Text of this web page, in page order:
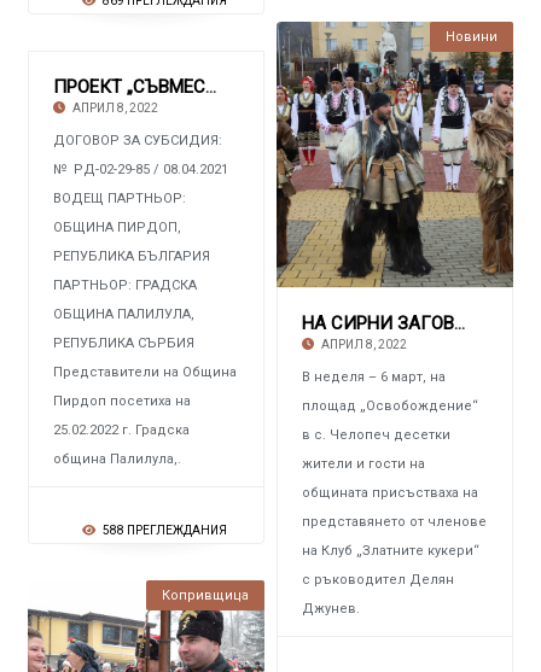
Новини
НА СИРНИ ЗАГОВЕЗНИ В ЧЕЛОПЕЧ Поискаха прошка
АПРИЛ 8, 2022
В неделя – 6 март, на
площад „Освобождение“
в с. Челопеч десетки
жители и гости на
общината присъстваха на
представянето от членове
на Клуб „Златните кукери“
с ръководител Делян
Джунев.
ПРОЕКТ „СЪВМЕСТНИ ИНИЦИАТИВИ ЗА ОПАЗВАНЕ НА П
АПРИЛ 8, 2022
ДОГОВОР ЗА СУБСИДИЯ:
№ РД-02-29-85 / 08.04.2021
ВОДЕЩ ПАРТНЬОР:
ОБЩИНА ПИРДОП,
РЕПУБЛИКА БЪЛГАРИЯ
ПАРТНЬОР: ГРАДСКА
ОБЩИНА ПАЛИЛУЛА,
РЕПУБЛИКА СЪРБИЯ
Представители на Община
Пирдоп посетиха на
25.02.2022 г. Градска
община Палилула,.
588 ПРЕГЛЕЖДАНИЯ
Копривщица